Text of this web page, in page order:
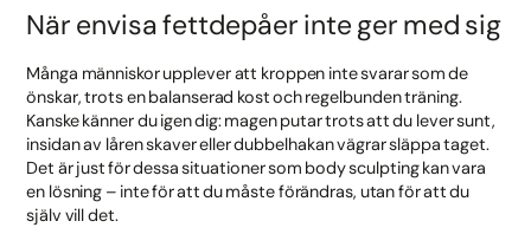
När envisa fettdepåer inte ger med sig
Många människor upplever att kroppen inte svarar som de
önskar, trots en balanserad kost och regelbunden träning.
Kanske känner du igen dig: magen putar trots att du lever sunt,
insidan av låren skaver eller dubbelhakan vägrar släppa taget.
Det är just för dessa situationer som body sculpting kan vara
en lösning – inte för att du måste förändras, utan för att du
själv vill det.